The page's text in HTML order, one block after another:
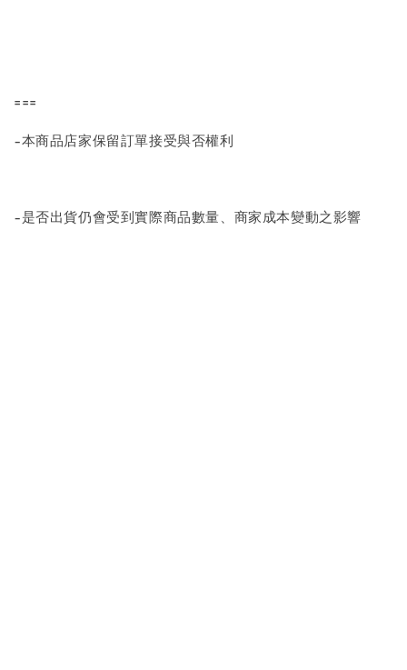
===
-本商品店家保留訂單接受與否權利
-是否出貨仍會受到實際商品數量、商家成本變動之影響